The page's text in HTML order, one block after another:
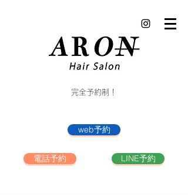
完全予約制！
web予約
電話予約 LINE予約